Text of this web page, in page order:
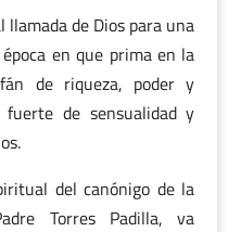
llamada de Dios para una
en que prima en la
de riqueza, poder y
de sensualidad y
del canónigo de la
Torres Padilla, va